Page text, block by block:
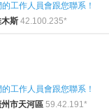
工作人員會跟您聯系！
斯 42.100.235*
工作人員會跟您聯系！
市天河區 59.42.191*